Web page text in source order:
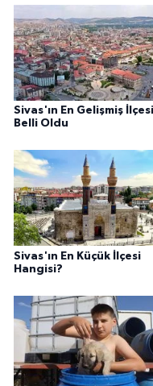
Sivas'ın En Gelişmiş İlçesi
Belli Oldu
Sivas'ın En Küçük İlçesi
Hangisi?